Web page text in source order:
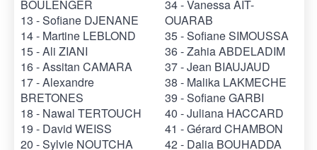
BOULENGER
13 - Sofiane DJENANE
14 - Martine LEBLOND
15 - Ali ZIANI
16 - Assitan CAMARA
17 - Alexandre
BRETONES
18 - Nawal TERTOUCH
19 - David WEISS
20 - Sylvie NOUTCHA
34 - Vanessa AIT-
OUARAB
35 - Sofiane SIMOUSSA
36 - Zahia ABDELADIM
37 - Jean BIAUJAUD
38 - Malika LAKMECHE
39 - Sofiane GARBI
40 - Juliana HACCARD
41 - Gérard CHAMBON
42 - Dalia BOUHADDA